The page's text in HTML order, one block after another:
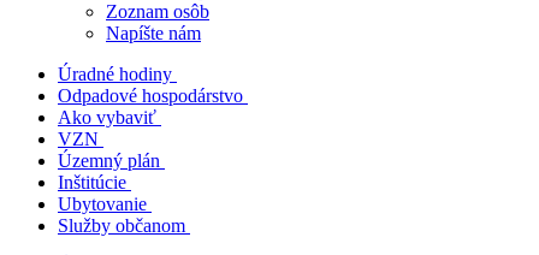
Zoznam osôb
Napíšte nám
Úradné hodiny
Odpadové hospodárstvo
Ako vybaviť
VZN
Územný plán
Inštitúcie
Ubytovanie
Služby občanom